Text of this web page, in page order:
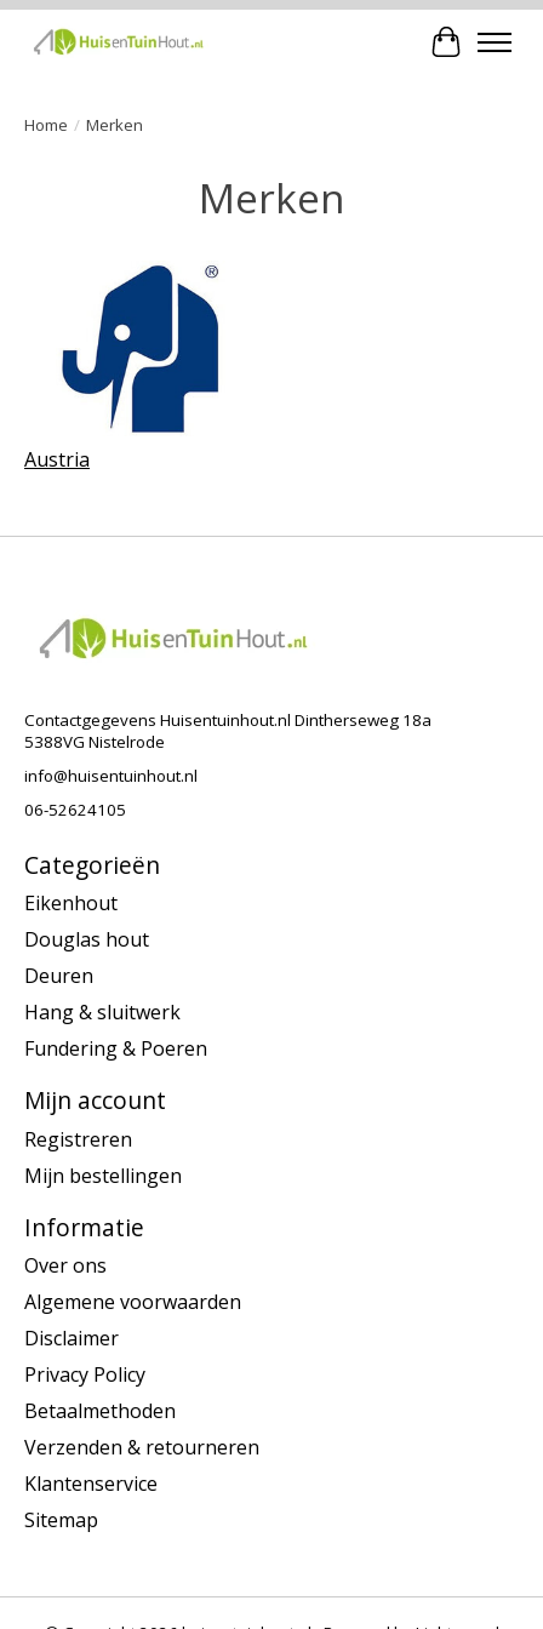
Home / Merken
Merken
Austria
Contactgegevens Huisentuinhout.nl Dintherseweg 18a
5388VG Nistelrode
info@huisentuinhout.nl
06-52624105
Categorieën
Eikenhout
Douglas hout
Deuren
Hang & sluitwerk
Fundering & Poeren
Mijn account
Registreren
Mijn bestellingen
Informatie
Over ons
Algemene voorwaarden
Disclaimer
Privacy Policy
Betaalmethoden
Verzenden & retourneren
Klantenservice
Sitemap